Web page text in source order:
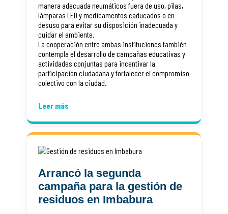
manera adecuada neumáticos fuera de uso, pilas,
lámparas LED y medicamentos caducados o en
desuso para evitar su disposición inadecuada y
cuidar el ambiente.
La cooperación entre ambas instituciones también
contempla el desarrollo de campañas educativas y
actividades conjuntas para incentivar la
participación ciudadana y fortalecer el compromiso
colectivo con la ciudad.
Leer más
Arrancó la segunda
campaña para la gestión de
residuos en Imbabura